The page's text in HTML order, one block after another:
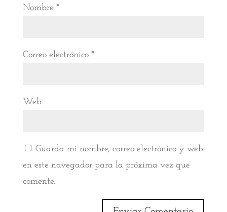
Nombre *
Correo electrónico *
Web
Guarda mi nombre, correo electrónico y web
en este navegador para la próxima vez que
comente.